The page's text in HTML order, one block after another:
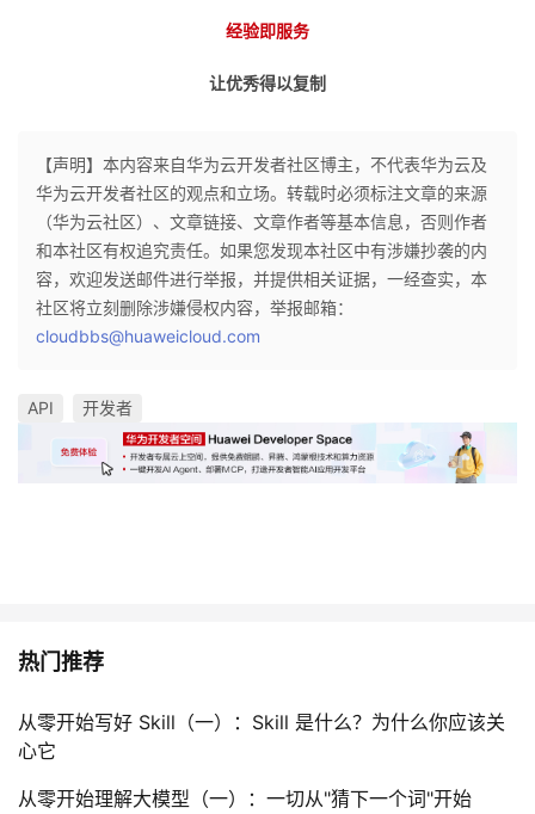
经验即服务
让优秀得以复制
【声明】本内容来自华为云开发者社区博主，不代表华为云及
华为云开发者社区的观点和立场。转载时必须标注文章的来源
（华为云社区）、文章链接、文章作者等基本信息，否则作者
和本社区有权追究责任。如果您发现本社区中有涉嫌抄袭的内
容，欢迎发送邮件进行举报，并提供相关证据，一经查实，本
社区将立刻删除涉嫌侵权内容，举报邮箱：
cloudbbs@huaweicloud.com
API 开发者
热门推荐
从零开始写好 Skill（一）：Skill 是什么？为什么你应该关
心它
从零开始理解大模型（一）：一切从"猜下一个词"开始